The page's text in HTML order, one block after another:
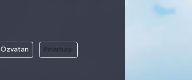
Özvatan Pınarbaşı